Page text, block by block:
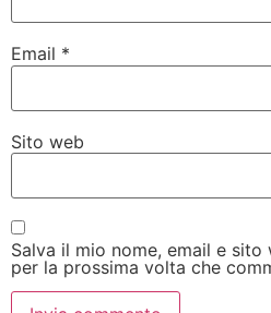
Email *
Sito web
Salva il mio nome, email e
per la prossima volta che